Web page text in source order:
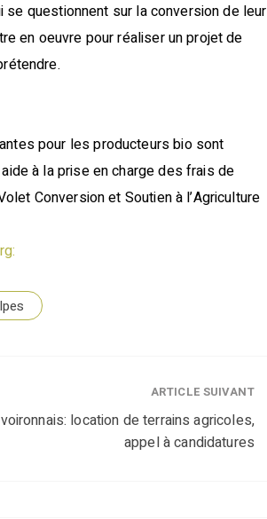
questionnent sur la conversion de leur
en oeuvre pour réaliser un projet de
pour les producteurs bio sont
à la prise en charge des frais de
Conversion et Soutien à l’Agriculture
ARTICLE SUIVANT
location de terrains agricoles,
appel à candidatures